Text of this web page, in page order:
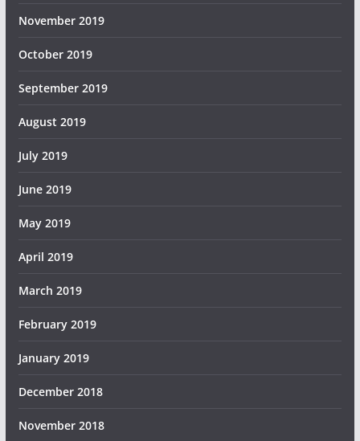
November 2019
October 2019
September 2019
August 2019
July 2019
June 2019
May 2019
April 2019
March 2019
February 2019
January 2019
December 2018
November 2018